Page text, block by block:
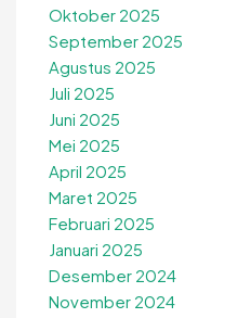
Oktober 2025
September 2025
Agustus 2025
Juli 2025
Juni 2025
Mei 2025
April 2025
Maret 2025
Februari 2025
Januari 2025
Desember 2024
November 2024